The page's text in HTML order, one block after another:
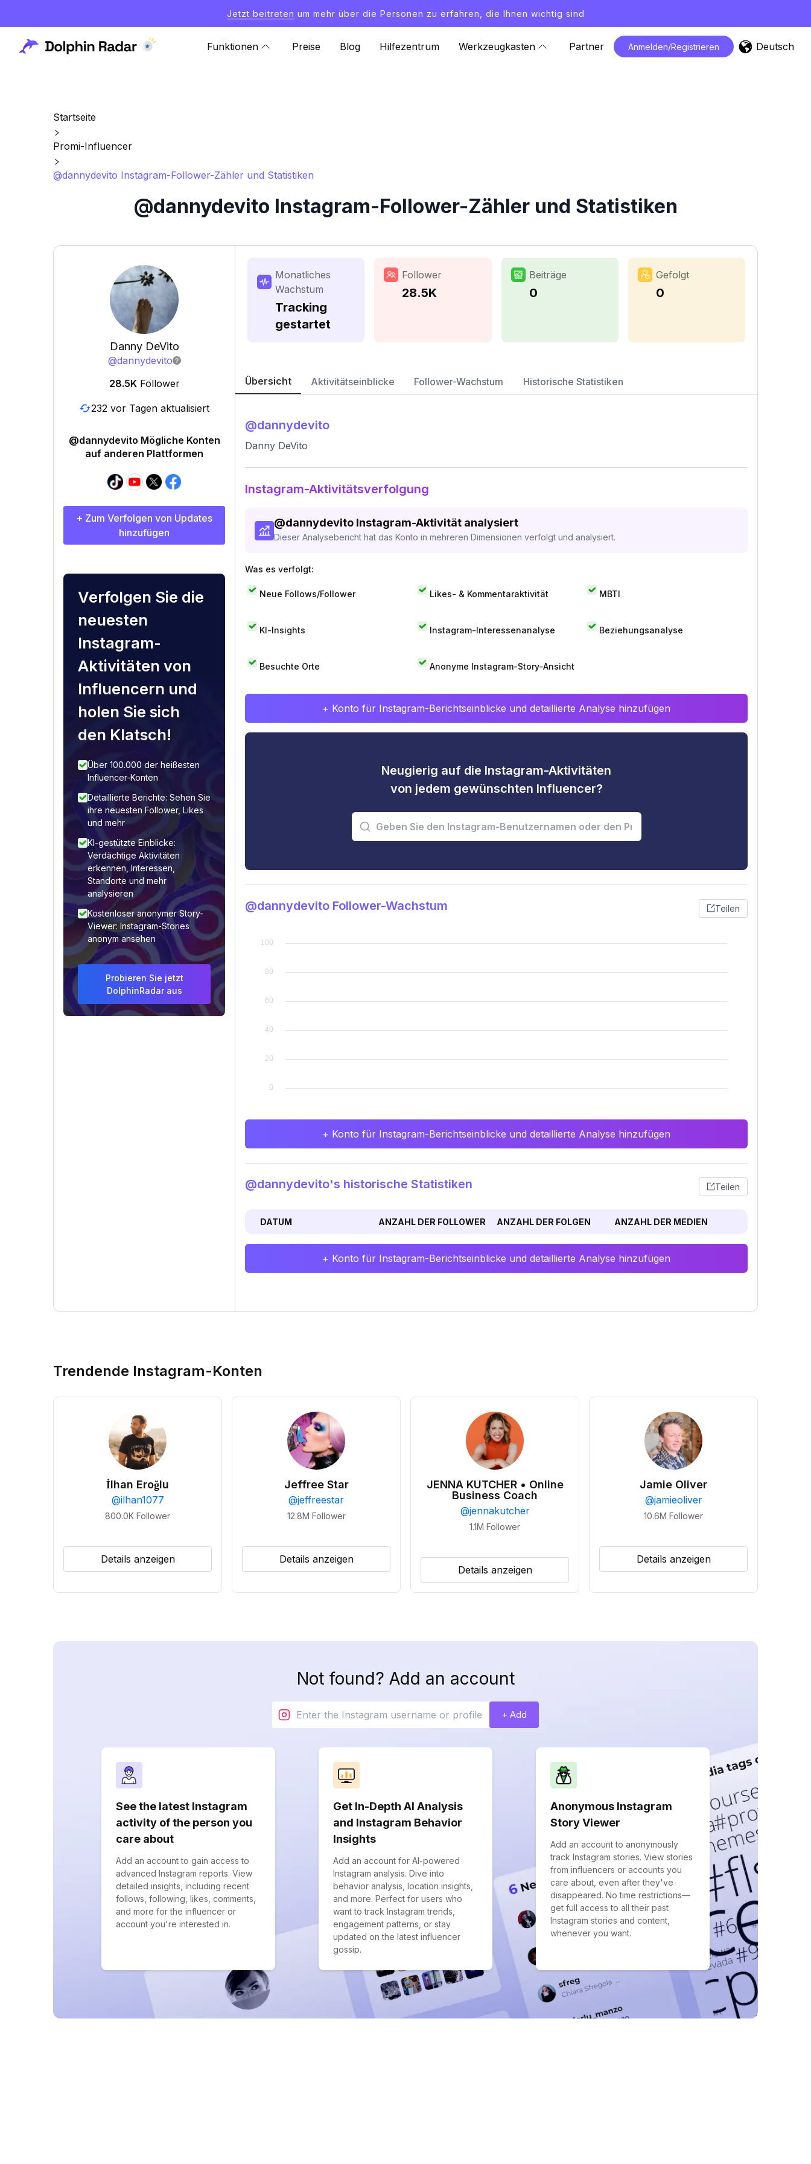
Jetzt beitreten um mehr über die Personen zu erfahren, die Ihnen wichtig sind
Funktionen Preise Blog Hilfezentrum Werkzeugkasten Partner Anmelden/Registrieren Deutsch
Startseite
Promi-Influencer
@dannydevito Instagram-Follower-Zähler und Statistiken
@dannydevito Instagram-Follower-Zähler und Statistiken
Danny DeVito
@dannydevito
28.5K Follower
232 vor Tagen aktualisiert
@dannydevito Mögliche Konten
auf anderen Plattformen
+ Zum Verfolgen von Updates
hinzufügen
Verfolgen Sie die
neuesten
Instagram-
Aktivitäten von
Influencern und
holen Sie sich
den Klatsch!
Über 100.000 der heißesten
Influencer-Konten
Detaillierte Berichte: Sehen Sie
ihre neuesten Follower, Likes
und mehr
KI-gestützte Einblicke:
Verdächtige Aktivitäten
erkennen, Interessen,
Standorte und mehr
analysieren
Kostenloser anonymer Story-
Viewer: Instagram-Stories
anonym ansehen
Probieren Sie jetzt
DolphinRadar aus
Monatliches
Wachstum
Tracking
gestartet
Follower
28.5K
Beiträge
0
Gefolgt
0
Übersicht Aktivitätseinblicke Follower-Wachstum Historische Statistiken
@dannydevito
Danny DeVito
Instagram-Aktivitätsverfolgung
@dannydevito Instagram-Aktivität analysiert
Dieser Analysebericht hat das Konto in mehreren Dimensionen verfolgt und analysiert.
Was es verfolgt:
Neue Follows/Follower Likes- & Kommentaraktivität MBTI
KI-Insights Instagram-Interessenanalyse Beziehungsanalyse
Besuchte Orte Anonyme Instagram-Story-Ansicht
+ Konto für Instagram-Berichtseinblicke und detaillierte Analyse hinzufügen
Neugierig auf die Instagram-Aktivitäten
von jedem gewünschten Influencer?
@dannydevito Follower-Wachstum Teilen
+ Konto für Instagram-Berichtseinblicke und detaillierte Analyse hinzufügen
@dannydevito's historische Statistiken Teilen
DATUM ANZAHL DER FOLLOWER ANZAHL DER FOLGEN ANZAHL DER MEDIEN
+ Konto für Instagram-Berichtseinblicke und detaillierte Analyse hinzufügen
Trendende Instagram-Konten
İlhan Eroğlu
@ilhan1077
800.0K Follower
Details anzeigen
Jeffree Star
@jeffreestar
12.8M Follower
Details anzeigen
JENNA KUTCHER • Online
Business Coach
@jennakutcher
1.1M Follower
Details anzeigen
Jamie Oliver
@jamieoliver
10.6M Follower
Details anzeigen
Not found? Add an account
+ Add
See the latest Instagram
activity of the person you
care about
Add an account to gain access to
advanced Instagram reports. View
detailed insights, including recent
follows, following, likes, comments,
and more for the influencer or
account you're interested in.
Get In-Depth AI Analysis
and Instagram Behavior
Insights
Add an account for AI-powered
Instagram analysis. Dive into
behavior analysis, location insights,
and more. Perfect for users who
want to track Instagram trends,
engagement patterns, or stay
updated on the latest influencer
gossip.
Anonymous Instagram
Story Viewer
Add an account to anonymously
track Instagram stories. View stories
from influencers or accounts you
care about, even after they've
disappeared. No time restrictions—
get full access to all their past
Instagram stories and content,
whenever you want.